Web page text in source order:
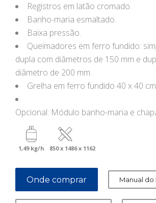
Registros em latão cromado.
Banho-maria esmaltado.
Baixa pressão.
Queimadores em ferro fundido:
dupla com diâmetros de 150 mm e
diâmetro de 200 mm.
Grelha em ferro fundido 40 x 40
Opcional: Módulo banho-maria e
1,49 kg/h 850 x 1486 x 1162
Onde comprar Manual